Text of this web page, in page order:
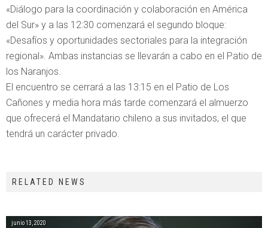
«Diálogo para la coordinación y colaboración en América
del Sur» y a las 12:30 comenzará el segundo bloque:
«Desafíos y oportunidades sectoriales para la integración
regional». Ambas instancias se llevarán a cabo en el Patio de
los Naranjos.
El encuentro se cerrará a las 13:15 en el Patio de Los
Cañones y media hora más tarde comenzará el almuerzo
que ofrecerá el Mandatario chileno a sus invitados, el que
tendrá un carácter privado.
RELATED NEWS
junio 13, 2020